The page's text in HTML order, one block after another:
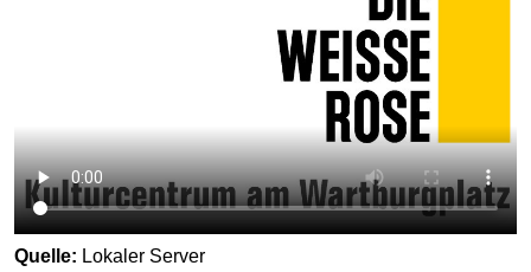
Quelle: Lokaler Server